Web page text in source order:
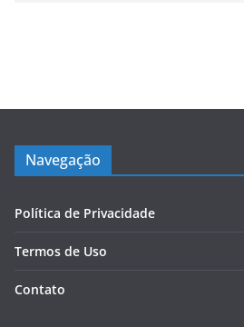
Navegação
Política de Privacidade
Termos de Uso
Contato